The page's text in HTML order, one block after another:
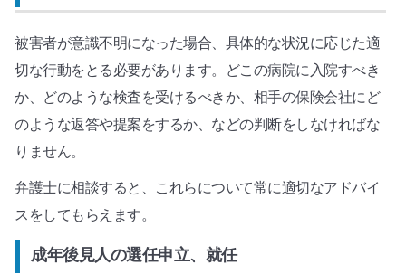
被害者が意識不明になった場合、具体的な状況に応じた適
切な行動をとる必要があります。どこの病院に入院すべき
か、どのような検査を受けるべきか、相手の保険会社にど
のような返答や提案をするか、などの判断をしなければな
りません。
弁護士に相談すると、これらについて常に適切なアドバイ
スをしてもらえます。
成年後見人の選任申立、就任